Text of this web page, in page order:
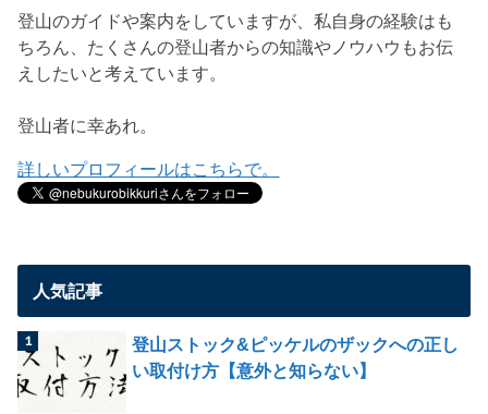
登山のガイドや案内をしていますが、私自身の経験はも
ちろん、たくさんの登山者からの知識やノウハウもお伝
えしたいと考えています。
登山者に幸あれ。
詳しいプロフィールはこちらで。
人気記事
登山ストック&ピッケルのザックへの正し
い取付け方【意外と知らない】